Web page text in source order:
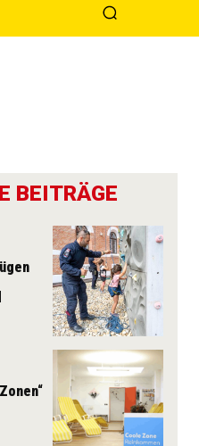
BEITRÄGE